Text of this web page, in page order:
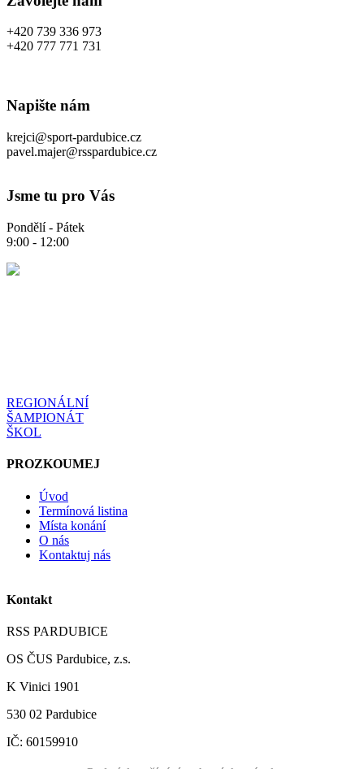
+420 739 336 973
+420 777 771 731
Napište nám
krejci@sport-pardubice.cz
pavel.majer@rsspardubice.cz
Jsme tu pro Vás
Pondělí - Pátek
9:00 - 12:00
REGIONÁLNÍ
ŠAMPIONÁT
ŠKOL
PROZKOUMEJ
Úvod
Termínová listina
Místa konání
O nás
Kontaktuj nás
Kontakt
RSS PARDUBICE
OS ČUS Pardubice, z.s.
K Vinici 1901
530 02 Pardubice
IČ: 60159910